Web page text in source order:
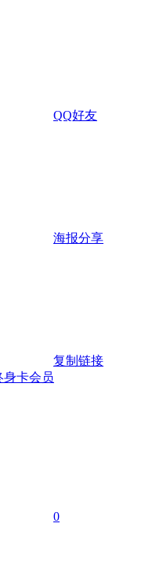
QQ好友
海报分享
复制链接
0